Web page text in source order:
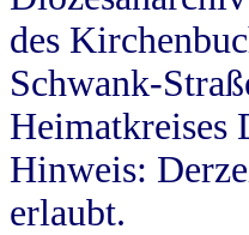
des
Schwank-
Heimatkreises
Hinweis:
erlaubt.